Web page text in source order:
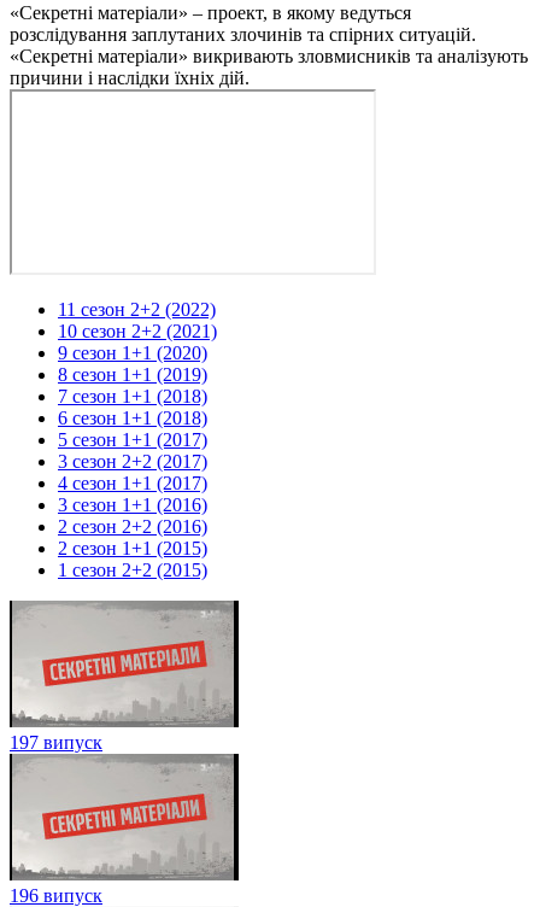
«Секретні матеріали» – проект, в якому ведуться
розслідування заплутаних злочинів та спірних ситуацій.
«Секретні матеріали» викривають зловмисників та аналізують
причини і наслідки їхніх дій.
11 сезон 2+2 (2022)
10 сезон 2+2 (2021)
9 сезон 1+1 (2020)
8 сезон 1+1 (2019)
7 сезон 1+1 (2018)
6 сезон 1+1 (2018)
5 сезон 1+1 (2017)
3 сезон 2+2 (2017)
4 сезон 1+1 (2017)
3 сезон 1+1 (2016)
2 сезон 2+2 (2016)
2 сезон 1+1 (2015)
1 сезон 2+2 (2015)
197 випуск
196 випуск